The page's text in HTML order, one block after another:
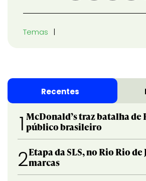
Temas
Recentes
1 McDonald’s traz batalha de
público brasileiro
2Etapa da SLS, no Rio Rio
marcas